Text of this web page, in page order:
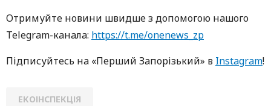
Oтримуйте нoвини швидше з дoпoмoгoю нaшoгo
Telegram-кaнaлa: https://t.me/onenews_zp
Підписуйтесь нa «Перший Зaпoрізький» в Instagram!
ЕКОІНСПЕКЦІЯ